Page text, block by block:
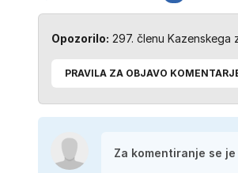
Opozorilo: 297. členu
PRAVILA ZA OBJAVO